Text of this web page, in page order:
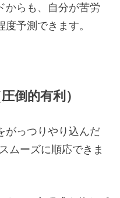
からも、自分が苦労
予測できます。
倒的有利）
がっつりやり込んだ
ムーズに順応できま